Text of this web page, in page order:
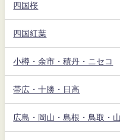
四国桜
四国紅葉
小樽・余市・積丹・ニセコ
帯広・十勝・日高
広島・岡山・島根・鳥取・